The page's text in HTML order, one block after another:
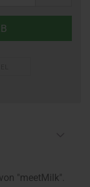
"meetMilk".